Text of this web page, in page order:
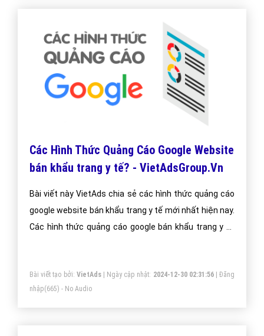
Quảng cáo Google Web bán khẩu trang y
tế - VietAdsGroup.Vn
Công Ty VietAds quảng cáo Google chuyên lĩnh vực
bán khẩu trang y tế uy tín, chuyên nghiệp, hiệu quả.
Chúng đôi sẽ đưa trang Web bán khẩu trang y tế của
Bài viết tạo bởi: VietAds| Ngày cập nhật: 2024-12-28 12:21:34| Đăng
nhập(707) - No Audio